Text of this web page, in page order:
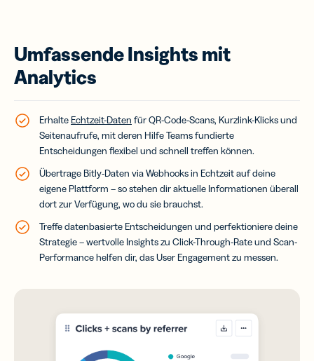
Umfassende Insights mit
Analytics
Erhalte Echtzeit-Daten für QR-Code-Scans, Kurzlink-Klicks und
Seitenaufrufe, mit deren Hilfe Teams fundierte
Entscheidungen flexibel und schnell treffen können.
Übertrage Bitly-Daten via Webhooks in Echtzeit auf deine
eigene Plattform – so stehen dir aktuelle Informationen überall
dort zur Verfügung, wo du sie brauchst.
Treffe datenbasierte Entscheidungen und perfektioniere deine
Strategie – wertvolle Insights zu Click-Through-Rate und Scan-
Performance helfen dir, das User Engagement zu messen.